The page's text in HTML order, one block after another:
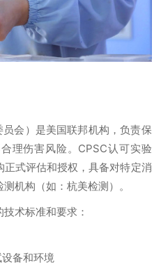
会）是美国联邦机构，负责保
理伤害风险。CPSC认可实验
式评估和授权，具备对特定消
机构（如：杭美检测）。
术标准和要求：
备和环境